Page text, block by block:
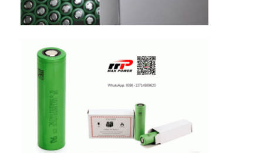
LCD-Ladegerät
NiCd-Akkus
Lithium Ion Akku-packs
aufladbare Taschenlae Batterie
Notbeleuchtungsbatterie